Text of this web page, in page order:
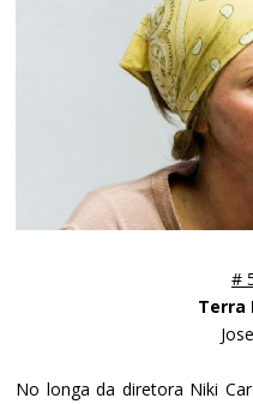
#
Terra
No longa da diretora Niki